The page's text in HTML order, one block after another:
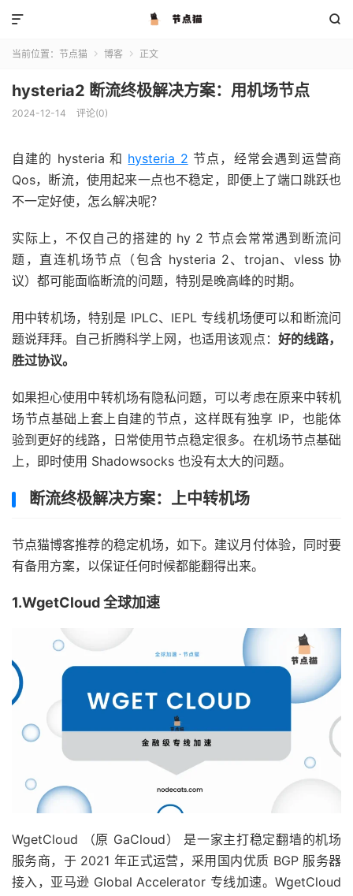


当前位置： 节点猫  博客  正文
hysteria2 断流终极解决方案：用机场节点
2024-12-14 评论(0)
自建的 hysteria 和 hysteria 2 节点，经常会遇到运营商
Qos，断流，使用起来一点也不稳定，即便上了端口跳跃也
不一定好使，怎么解决呢？
实际上，不仅自己的搭建的 hy 2 节点会常常遇到断流问
题，直连机场节点（包含 hysteria 2、trojan、vless 协
议）都可能面临断流的问题，特别是晚高峰的时期。
用中转机场，特别是 IPLC、IEPL 专线机场便可以和断流问
题说拜拜。自己折腾科学上网，也适用该观点： 好的线路，
胜过协议。
如果担心使用中转机场有隐私问题，可以考虑在原来中转机
场节点基础上套上自建的节点，这样既有独享 IP，也能体
验到更好的线路，日常使用节点稳定很多。在机场节点基础
上，即时使用 Shadowsocks 也没有太大的问题。
断流终极解决方案：上中转机场
节点猫博客推荐的稳定机场，如下。建议月付体验，同时要
有备用方案，以保证任何时候都能翻得出来。
1.WgetCloud 全球加速
WgetCloud （原 GaCloud） 是一家主打稳定翻墙的机场
服务商，于 2021 年正式运营，采用国内优质 BGP 服务器
接入，亚马逊 Global Accelerator 专线加速。WgetCloud